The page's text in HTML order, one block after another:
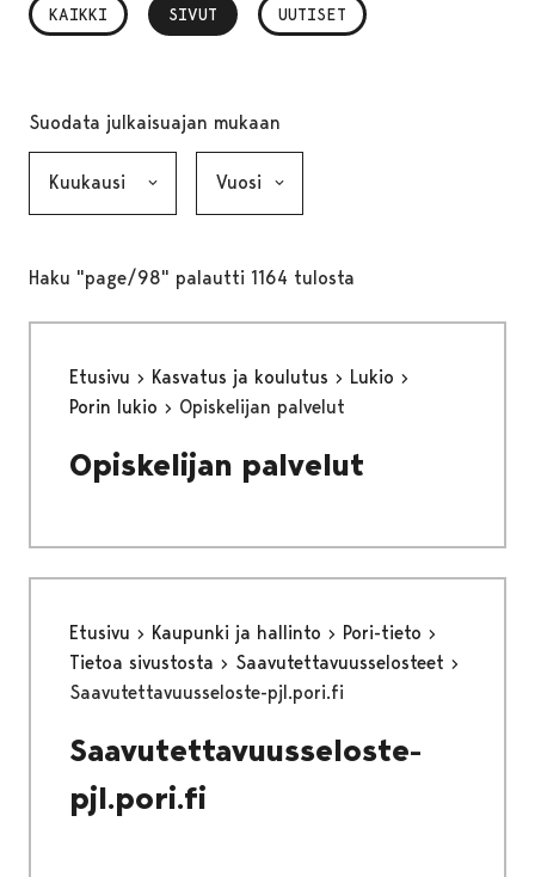
KAIKKI SIVUT
, VALITTU UUTISET
Suodata julkaisuajan mukaan
Haku "page/98" palautti 1164 tulosta
Etusivu Kasvatus ja koulutus
Lukio
Porin lukio
Opiskelijan palvelut
Opiskelijan palvelut
Etusivu Kaupunki ja hallinto
Pori-tieto
Tietoa sivustosta
Saavutettavuusselosteet
Saavutettavuusseloste-pjl.pori.fi
Saavutettavuusseloste-
pjl.pori.fi